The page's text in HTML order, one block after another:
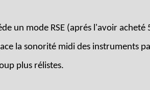
un mode RSE (aprés l'avoir acheté
la sonorité midi des instruments
plus rélistes.